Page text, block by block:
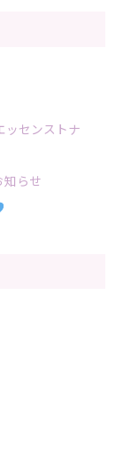
センストナ
知らせ